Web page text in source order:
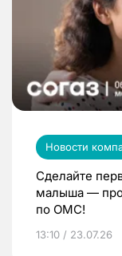
Новости
Сделайте
малыша —
по ОМС!
13:10 / 23.07.26